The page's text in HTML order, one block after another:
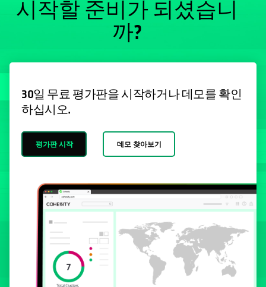
시작할 준비가 되셨습니
까?
30일 무료 평가판을 시작하거나 데모를 확인
하십시오.
평가판 시작 데모 찾아보기